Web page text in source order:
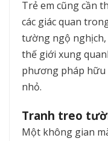
Trẻ em cũng cần
các giác quan
tường ngộ nghịch,
thế giới xung
phương pháp hữu
nhỏ.
Tranh treo
Một không gian